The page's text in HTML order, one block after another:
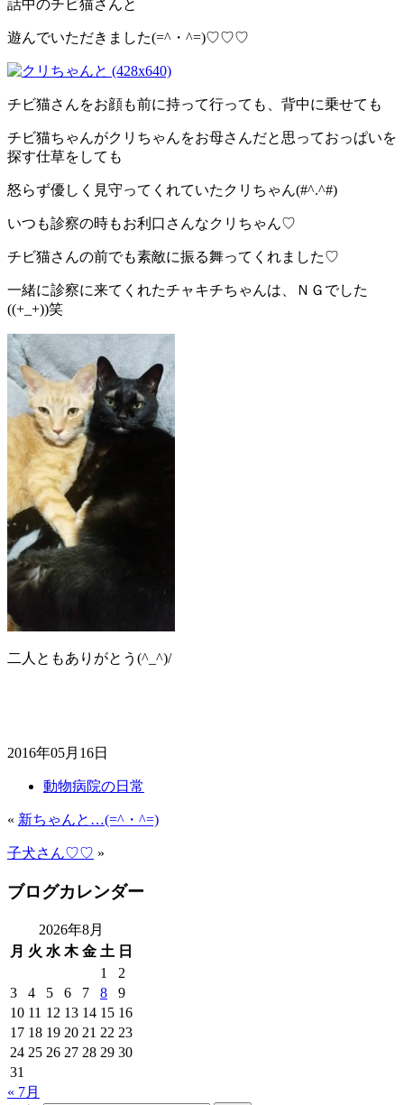
話中のチビ猫さんと
遊んでいただきました(=^・^=)♡♡♡
チビ猫さんをお顔も前に持って行っても、背中に乗せても
チビ猫ちゃんがクリちゃんをお母さんだと思っておっぱいを
探す仕草をしても
怒らず優しく見守ってくれていたクリちゃん(#^.^#)
いつも診察の時もお利口さんなクリちゃん♡
チビ猫さんの前でも素敵に振る舞ってくれました♡
一緒に診察に来てくれたチャキチちゃんは、ＮＧでした
((+_+))笑
二人ともありがとう(^_^)/
2016年05月16日
動物病院の日常
« 新ちゃんと…(=^・^=)
子犬さん♡♡ »
ブログカレンダー
2026年8月
月 火 水 木 金 土 日
1
2
3
4 5 6 7 8
9
10 11 12 13 14 15 16
17 18 19 20 21 22 23
24 25 26 27 28 29 30
31
« 7月